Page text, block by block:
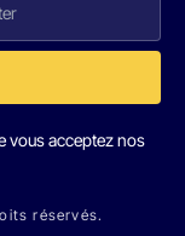
vous acceptez nos
réservés.